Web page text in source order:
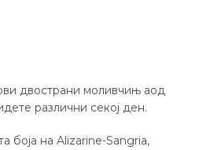
двострани моливчињ аод
различни секој ден.
боја на Alizarine-Sangria,